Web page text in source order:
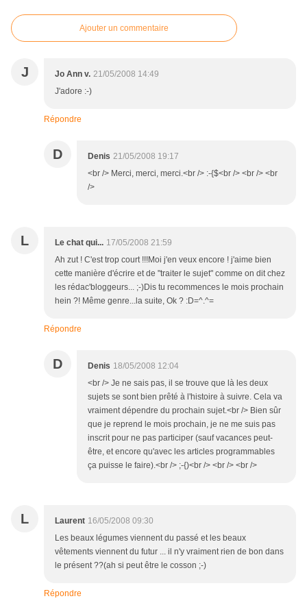
Ajouter un commentaire
J Jo Ann v. 21/05/2008 14:49
J'adore :-)
Répondre
D Denis 21/05/2008 19:17
<br /> Merci, merci, merci.<br /> :-{$<br /> <br /> <br
/>
L Le chat qui... 17/05/2008 21:59
Ah zut ! C'est trop court !!!Moi j'en veux encore ! j'aime bien
cette manière d'écrire et de "traiter le sujet" comme on dit chez
les rédac'bloggeurs... ;-)Dis tu recommences le mois prochain
hein ?! Même genre...la suite, Ok ? :D=^.^=
Répondre
D Denis 18/05/2008 12:04
<br /> Je ne sais pas, il se trouve que là les deux
sujets se sont bien prêté à l'histoire à suivre. Cela va
vraiment dépendre du prochain sujet.<br /> Bien sûr
que je reprend le mois prochain, je ne me suis pas
inscrit pour ne pas participer (sauf vacances peut-
être, et encore qu'avec les articles programmables
ça puisse le faire).<br /> ;-{)<br /> <br /> <br />
L Laurent 16/05/2008 09:30
Les beaux légumes viennent du passé et les beaux
vêtements viennent du futur ... il n'y vraiment rien de bon dans
le présent ??(ah si peut être le cosson ;-)
Répondre